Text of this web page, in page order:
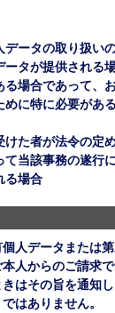
ータの取り扱い
ータが提供される
場合であって、
に特に必要があ
た者が法令の定
当該事務の遂行
る場合
人データまたは
人からのご請求
はその旨を通知
はありません。